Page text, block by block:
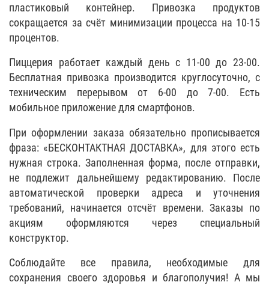
пластиковый контейнер. Привозка продуктов
сокращается за счёт минимизации процесса на 10-15
процентов.
Пиццерия работает каждый день с 11-00 до 23-00.
Бесплатная привозка производится круглосуточно, с
техническим перерывом от 6-00 до 7-00. Есть
мобильное приложение для смартфонов.
При оформлении заказа обязательно прописывается
фраза: «БЕСКОНТАКТНАЯ ДОСТАВКА», для этого есть
нужная строка. Заполненная форма, после отправки,
не подлежит дальнейшему редактированию. После
автоматической проверки адреса и уточнения
требований, начинается отсчёт времени. Заказы по
акциям оформляются через специальный
конструктор.
Соблюдайте все правила, необходимые для
сохранения своего здоровья и благополучия! А мы